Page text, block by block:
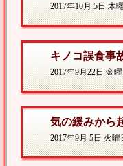
2017年10月 5日 木
2017年9月22日 金
気の緩みから
2017年9月 5日 火曜